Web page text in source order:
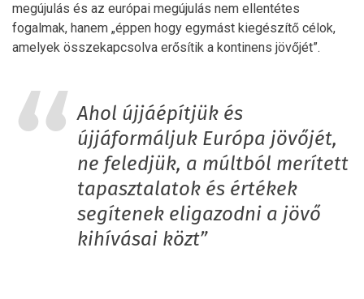
megújulás és az európai megújulás nem ellentétes
fogalmak, hanem „éppen hogy egymást kiegészítő célok,
amelyek összekapcsolva erősítik a kontinens jövőjét”.
Ahol újjáépítjük és
újjáformáljuk Európa jövőjét,
ne feledjük, a múltból merített
tapasztalatok és értékek
segítenek eligazodni a jövő
kihívásai közt”